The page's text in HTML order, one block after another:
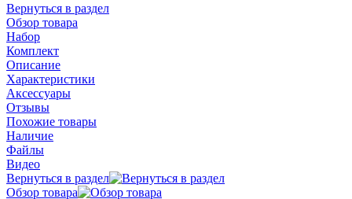
Вернуться в раздел
Обзор товара
Набор
Комплект
Описание
Характеристики
Аксессуары
Отзывы
Похожие товары
Наличие
Файлы
Видео
Вернуться в раздел
Обзор товара